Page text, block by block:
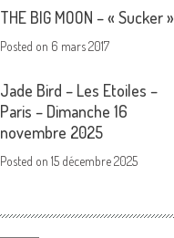
THE BIG MOON – « Sucker »
Posted on 6 mars 2017
Jade Bird – Les Etoiles –
Paris – Dimanche 16
novembre 2025
Posted on15 décembre 2025